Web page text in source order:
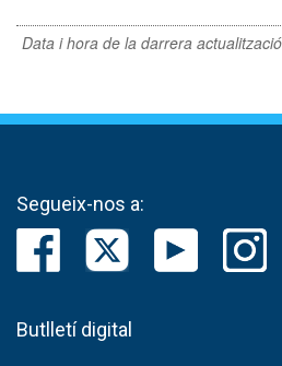
Data i hora de la darrera
Segueix-nos a:
Butlletí digital